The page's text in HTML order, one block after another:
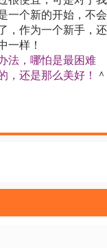
一个新的开始，不会
，作为一个新手，还
一样！
法，哪怕是最困难
，还是那么美好！
＾